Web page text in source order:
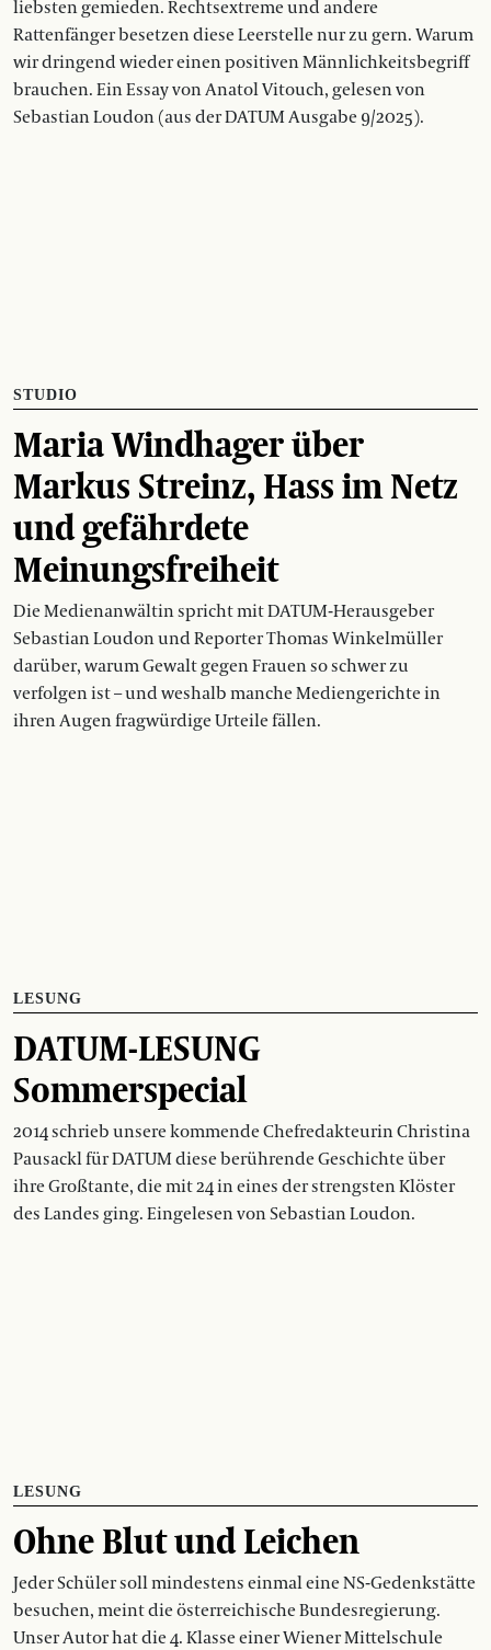
liebsten gemieden. Rechtsextreme und andere
Rattenfänger besetzen diese Leerstelle nur zu gern. Warum
wir dringend wieder einen positiven Männlichkeitsbegriff
brauchen. Ein Essay von Anatol Vitouch, gelesen von
Sebastian Loudon (aus der DATUM Ausgabe 9/2025).
STUDIO
Maria Windhager über
Markus Streinz, Hass im Netz
und gefährdete
Meinungsfreiheit
Die Medienanwältin spricht mit DATUM-Herausgeber
Sebastian Loudon und Reporter Thomas Winkelmüller
darüber, warum Gewalt gegen Frauen so schwer zu
verfolgen ist – und weshalb manche Mediengerichte in
ihren Augen fragwürdige Urteile fällen.
LESUNG
DATUM-LESUNG
Sommerspecial
2014 schrieb unsere kommende Chefredakteurin Christina
Pausackl für DATUM diese berührende Geschichte über
ihre Großtante, die mit 24 in eines der strengsten Klöster
des Landes ging. Eingelesen von Sebastian Loudon.
LESUNG
Ohne Blut und Leichen
Jeder Schüler soll mindestens einmal eine NS-Gedenkstätte
besuchen, meint die österreichische Bundesregierung.
Unser Autor hat die 4. Klasse einer Wiener Mittelschule